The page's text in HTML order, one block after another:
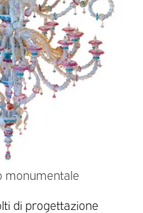
monumentale
di progettazione